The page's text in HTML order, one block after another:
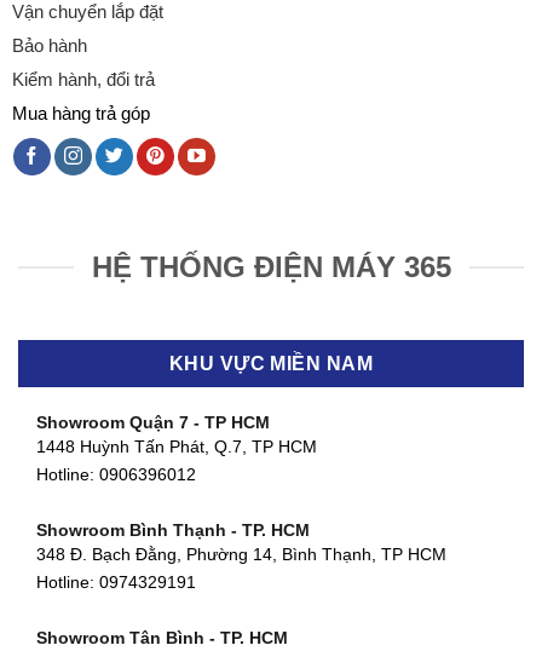
Vận chuyển lắp đặt
Bảo hành
Kiểm hành, đổi trả
Mua hàng trả góp
HỆ THỐNG ĐIỆN MÁY 365
KHU VỰC MIỀN NAM
Showroom Quận 7 - TP HCM
1448 Huỳnh Tấn Phát, Q.7, TP HCM
Hotline: 0906396012
Showroom Bình Thạnh - TP. HCM
348 Đ. Bạch Đằng, Phường 14, Bình Thạnh, TP HCM
Hotline: 0974329191
Showroom Tân Bình - TP. HCM